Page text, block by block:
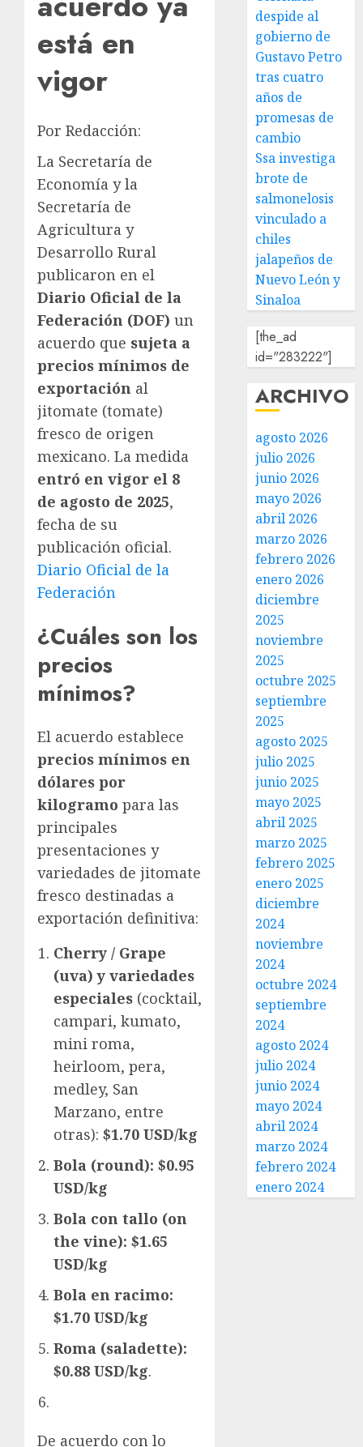
está en
vigor
Por Redacción:
La Secretaría de
Economía y la
Secretaría de
Agricultura y
Desarrollo Rural
publicaron en el
Diario Oficial de la
Federación (DOF) un
acuerdo que sujeta a
precios mínimos de
exportación al
jitomate (tomate)
fresco de origen
mexicano. La medida
entró en vigor el 8
de agosto de 2025,
fecha de su
publicación oficial.
Diario Oficial de la
Federación
¿Cuáles son los
precios
mínimos?
El acuerdo establece
precios mínimos en
dólares por
kilogramo para las
principales
presentaciones y
variedades de jitomate
fresco destinadas a
exportación definitiva:
Cherry / Grape
(uva) y variedades
especiales (cocktail,
campari, kumato,
mini roma,
heirloom, pera,
medley, San
Marzano, entre
otras): $1.70 USD/kg
Bola (round): $0.95
USD/kg
Bola con tallo (on
the vine): $1.65
USD/kg
Bola en racimo:
$1.70 USD/kg
Roma (saladette):
$0.88 USD/kg.
De acuerdo con lo
despide al
gobierno de
Gustavo Petro
tras cuatro
años de
promesas de
cambio
Ssa investiga
brote de
salmonelosis
vinculado a
chiles
jalapeños de
Nuevo León y
Sinaloa
[the_ad
id="283222"]
ARCHIVO
agosto 2026
julio 2026
junio 2026
mayo 2026
abril 2026
marzo 2026
febrero 2026
enero 2026
diciembre
2025
noviembre
2025
octubre 2025
septiembre
2025
agosto 2025
julio 2025
junio 2025
mayo 2025
abril 2025
marzo 2025
febrero 2025
enero 2025
diciembre
2024
noviembre
2024
octubre 2024
septiembre
2024
agosto 2024
julio 2024
junio 2024
mayo 2024
abril 2024
marzo 2024
febrero 2024
enero 2024